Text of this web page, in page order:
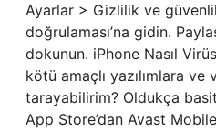
Ayarlar > Gizlilik ve
doğrulaması’na gidin.
dokunun. iPhone Nasıl
kötü amaçlı yazılımlara ve
tarayabilirim? Oldukça
App Store’dan Avast